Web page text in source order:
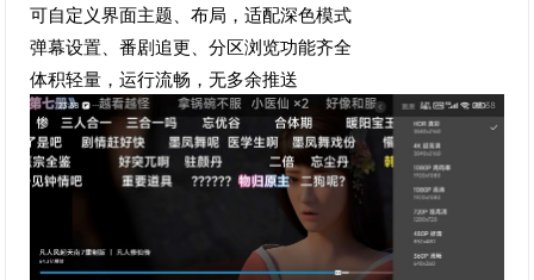
可自定义界面主题、布局，适配深色模式
弹幕设置、番剧追更、分区浏览功能齐全
体积轻量，运行流畅，无多余推送